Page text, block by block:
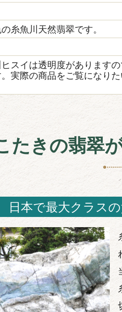
糸魚川天然翡翠です。
スイは透明度があります
実際の商品をご覧になり
たきの翡翠
日本で最大クラス